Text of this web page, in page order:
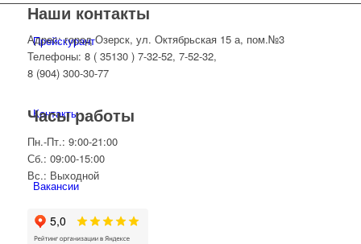
Прейскурант
Контакты
Вакансии
Наши контакты
Адрес: город Озерск, ул. Октябрьская 15 а, пом.№3
Телефоны: 8 ( 35130 ) 7-32-52, 7-52-32,
8 (904) 300-30-77
Часы работы
Пн.-Пт.: 9:00-21:00
Сб.: 09:00-15:00
Вс.: Выходной